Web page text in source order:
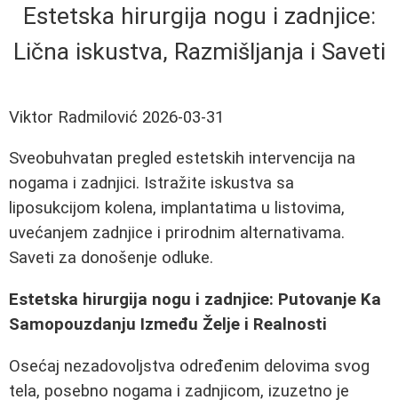
Estetska hirurgija nogu i zadnjice:
Lična iskustva, Razmišljanja i Saveti
Viktor Radmilović 2026-03-31
Sveobuhvatan pregled estetskih intervencija na
nogama i zadnjici. Istražite iskustva sa
liposukcijom kolena, implantatima u listovima,
uvećanjem zadnjice i prirodnim alternativama.
Saveti za donošenje odluke.
Estetska hirurgija nogu i zadnjice: Putovanje Ka
Samopouzdanju Između Želje i Realnosti
Osećaj nezadovoljstva određenim delovima svog
tela, posebno nogama i zadnjicom, izuzetno je